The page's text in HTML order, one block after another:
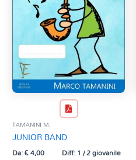
TAMANINI M.
JUNIOR BAND
Da:€4,00 Diff: 1 / 2 giovanile